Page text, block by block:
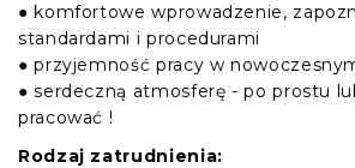
● komfortowe wprowadzenie,
standardami i procedurami
● przyjemność pracy w
● serdeczną atmosferę - po prostu
pracować !
Rodzaj zatrudnienia: